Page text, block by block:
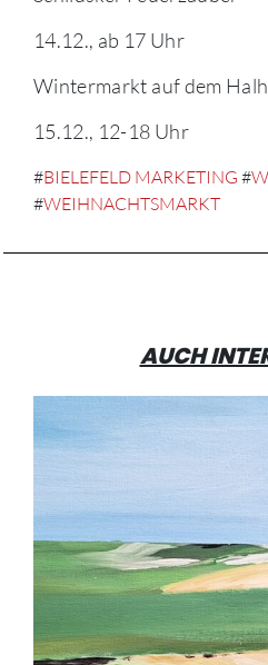
14.12., ab 17 Uhr
Wintermarkt auf dem
15.12., 12-18 Uhr
#BIELEFELD MARKETING #
#WEIHNACHTSMARKT
AUCH